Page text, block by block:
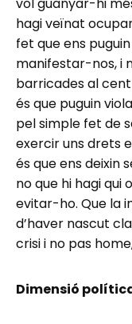
hagi veïnat
fet que ens
manifestar-nos, i
barricades al
és que puguin
pel simple fet de
exercir uns drets
és que ens deixin
no que hi hagi
evitar-ho. Que la
d’haver nascut
crisi i no pas
Dimensió